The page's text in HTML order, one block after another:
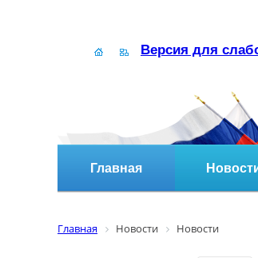
Версия для
Главная
Главная Новости Новости